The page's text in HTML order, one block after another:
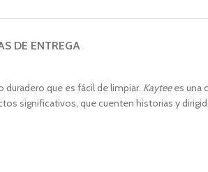
DE ENTREGA
que es fácil de limpiar. Kayteees una
significativos, que cuenten historias y